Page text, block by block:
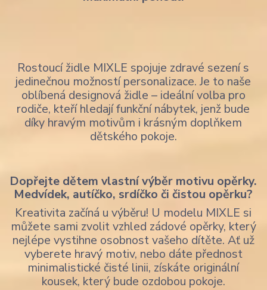
Rostoucí židle MIXLE spojuje zdravé sezení s
jedinečnou možností personalizace. Je to naše
oblíbená designová židle – ideální volba pro
rodiče, kteří hledají funkční nábytek, jenž bude
díky hravým motivům i krásným doplňkem
dětského pokoje.
Dopřejte dětem vlastní výběr motivu opěrky.
Medvídek, autíčko, srdíčko či čistou opěrku?
Kreativita začíná u výběru! U modelu MIXLE si
můžete sami zvolit vzhled zádové opěrky, který
nejlépe vystihne osobnost vašeho dítěte. Ať už
vyberete hravý motiv, nebo dáte přednost
minimalistické čisté linii, získáte originální
kousek, který bude ozdobou pokoje.